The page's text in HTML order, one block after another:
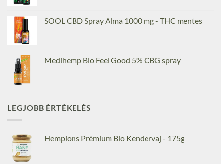
SOOL CBD Spray Alma 1000 mg - THC mentes
Medihemp Bio Feel Good 5% CBG spray
LEGJOBB ÉRTÉKELÉS
Hempions Prémium Bio Kendervaj - 175g